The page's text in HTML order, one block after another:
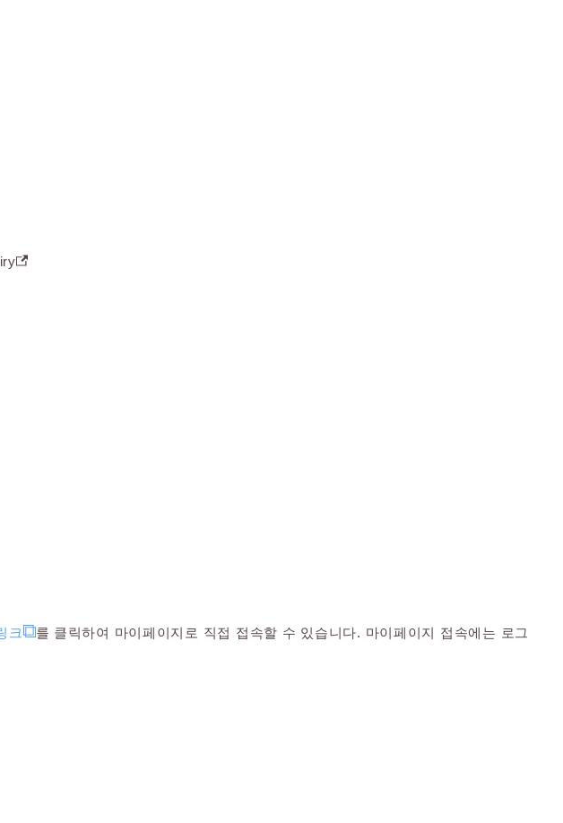
크
를 클릭하여 마이페이지로 직접 접속할 수 있습니다. 마이페이지 접속에는 로그